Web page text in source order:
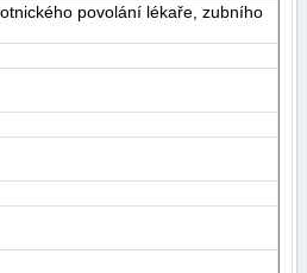
povolání lékaře, zubního